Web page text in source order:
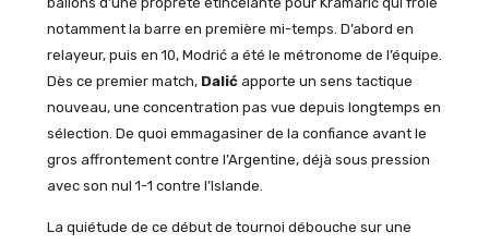
notamment la barre en première mi-temps. D’abord en
relayeur, puis en 10, Modrić a été le métronome de l’équipe.
Dès ce premier match, Dalićapporte un sens tactique
nouveau, une concentration pas vue depuis longtemps en
sélection. De quoi emmagasiner de la confiance avant le
gros affrontement contre l’Argentine, déjà sous pression
avec son nul 1-1 contre l’Islande.
La quiétude de ce début de tournoi débouche sur une